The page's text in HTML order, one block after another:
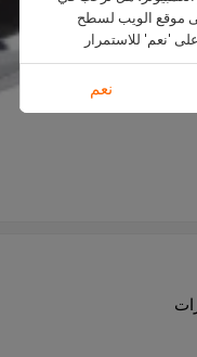
موقع الويب لسطح
'نعم' للاستمرار
نعم